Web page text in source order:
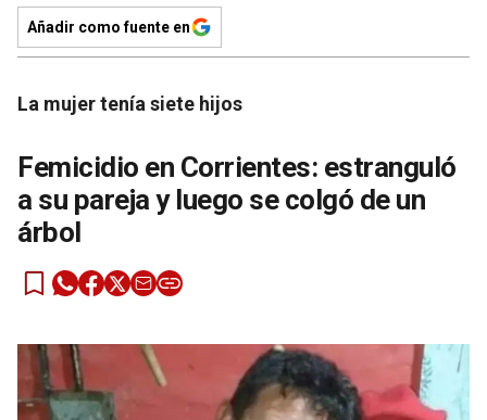
Añadir como fuente en
La mujer tenía siete hijos
Femicidio en Corrientes: estranguló
a su pareja y luego se colgó de un
árbol